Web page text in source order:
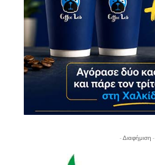
- Διαφήμιση -